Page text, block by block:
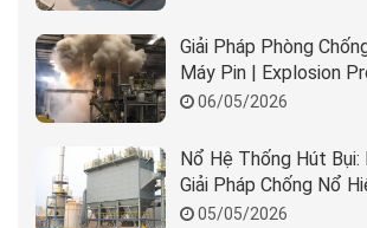
Giải Pháp Phòng
Máy Pin | Explosion
06/05/2026
Nổ Hệ Thống Hút Bụi:
Giải Pháp Chống Nổ
05/05/2026